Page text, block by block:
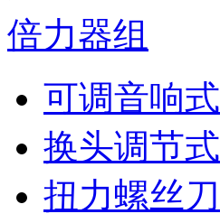
倍力器组
可调音响式
换头调节式
扭力螺丝刀